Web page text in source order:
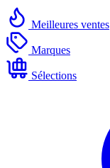
Meilleures ventes
Marques
Sélections